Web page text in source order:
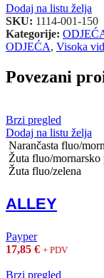
Dodaj na listu želja
SKU: 1114-001-150
Kategorije:
ODJEĆA, Visoka
Povezani
Brzi pregled
Dodaj na listu želja
Narančasta fluo/
Žuta fluo/mornarsko
Žuta fluo/zelena
ALLEY
Payper
17,85 € + PDV
Brzi pregled